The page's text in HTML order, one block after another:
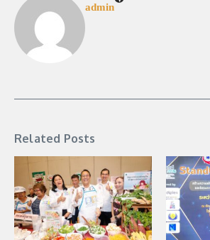
admin
Related Posts